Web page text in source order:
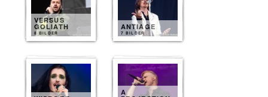
VERSUS
GOLIATH
8 BILDER
ANTIAGE
7 BILDER
A